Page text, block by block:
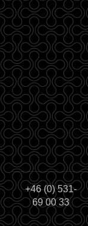
+46 (0) 531-
69 00 33